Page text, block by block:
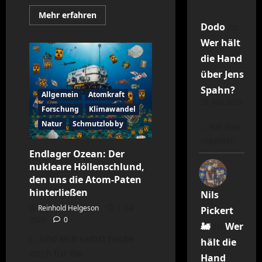
Mehr erfahrenMehr
Informationen
B.
–
Die
Steuern
und
die
Ironie
der
Geschichte
Allgemein
Atomkraft
Forschung
Klimawandel
Natur
Schmutzlobby
Endlager Ozean: Der
nukleare Höllenschlund,
den uns die Atom-Paten
hinterließen
Reinhold Helgeson
0
Dodozu
Wer hält
die Hand
über Jens
Spahn?
Nils
Pickert
🚂zu Wer
hält die
Hand